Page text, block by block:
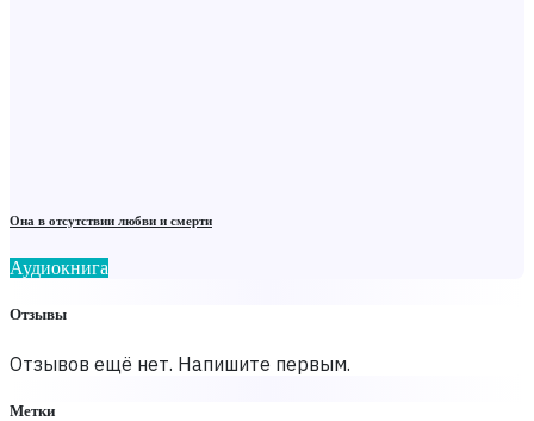
Она в отсутствии любви и смерти
Аудиокнига
Отзывы
Отзывов ещё нет. Напишите первым.
Метки